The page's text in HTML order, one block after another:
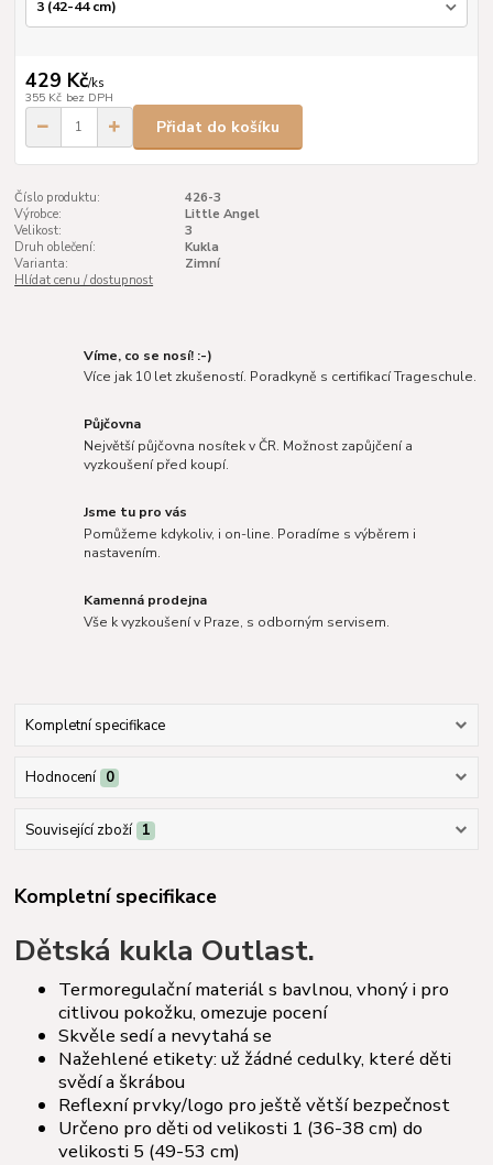
429 Kč/ks
355 Kč bez DPH
Přidat do košíku
Číslo produktu:
426-3
Výrobce:
Little Angel
Velikost:
3
Druh oblečení:
Kukla
Varianta:
Zimní
Hlídat cenu / dostupnost
Víme, co se nosí! :-)
Více jak 10 let zkušeností. Poradkyně s certifikací Trageschule.
Půjčovna
Největší půjčovna nosítek v ČR. Možnost zapůjčení a
vyzkoušení před koupí.
Jsme tu pro vás
Pomůžeme kdykoliv, i on-line. Poradíme s výběrem i
nastavením.
Kamenná prodejna
Vše k vyzkoušení v Praze, s odborným servisem.
Kompletní specifikace
Hodnocení 0
Související zboží 1
Kompletní specifikace
Dětská kukla Outlast.
Termoregulační materiál s bavlnou, vhoný i pro
citlivou pokožku, omezuje pocení
Skvěle sedí a nevytahá se
Nažehlené etikety: už žádné cedulky, které děti
svědí a škrábou
Reflexní prvky/logo pro ještě větší bezpečnost
Určeno pro děti od velikosti 1 (36-38 cm) do
velikosti 5 (49-53 cm)